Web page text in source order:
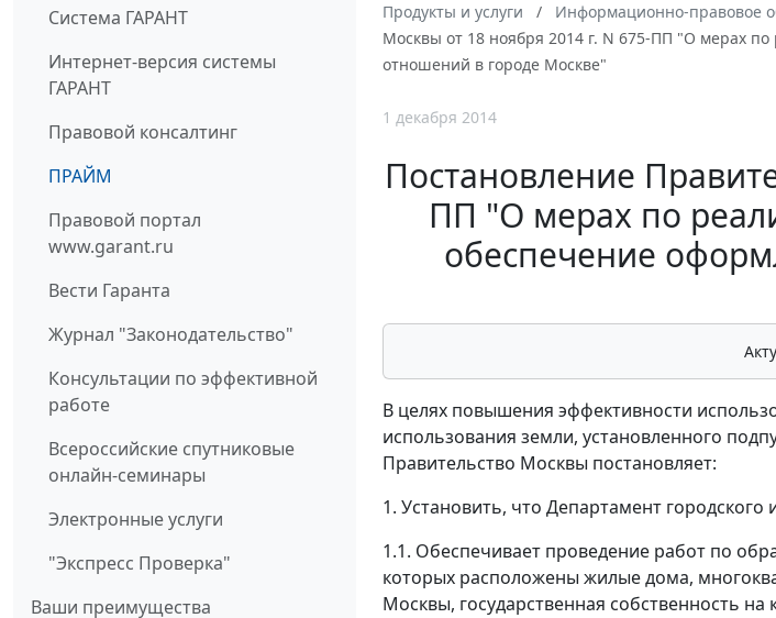
Система ГАРАНТ
Интернет-версия системы
ГАРАНТ
Правовой консалтинг
ПРАЙМ
Правовой портал
www.garant.ru
Вести Гаранта
Журнал "Законодательство"
Консультации по эффективной
работе
Всероссийские спутниковые
онлайн-семинары
Электронные услуги
"Экспресс Проверка"
Ваши преимущества
Продукты и услуги Информационно-правовое
Москвы от 18 ноября 2014 г. N 675-ПП "О мерах
отношений в городе Москве"
1 декабря 2014
Постановление
ПП "О мерах по
обеспечение
В целях повышения эффективности
использования земли, установленного
Правительство Москвы постановляет:
1. Установить, что Департамент
1.1. Обеспечивает проведение работ по
которых расположены жилые дома,
Москвы, государственная собственность